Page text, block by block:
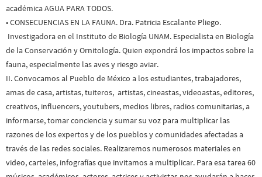
académica AGUA PARA TODOS.
•CONSECUENCIAS EN LA FAUNA. Dra. Patricia Escalante Pliego.
Investigadora en el Instituto de Biología UNAM. Especialista en Biología
de la Conservación y Ornitología. Quien expondrá los impactos sobre la
fauna, especialmente las aves y riesgo aviar.
II. Convocamos al Pueblo de México a los estudiantes, trabajadores,
amas de casa, artistas, tuiteros, artistas, cineastas, videoastas, editores,
creativos, influencers, youtubers, medios libres, radios comunitarias, a
informarse, tomar conciencia y sumar su voz para multiplicar las
razones de los expertos y de los pueblos y comunidades afectadas a
través de las redes sociales. Realizaremos numerosos materiales en
video, carteles, infografías que invitamos a multiplicar. Para esa tarea 60